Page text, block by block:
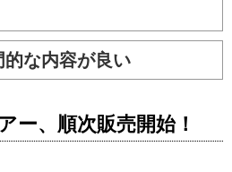
的な内容が良い
ー、順次販売開始！